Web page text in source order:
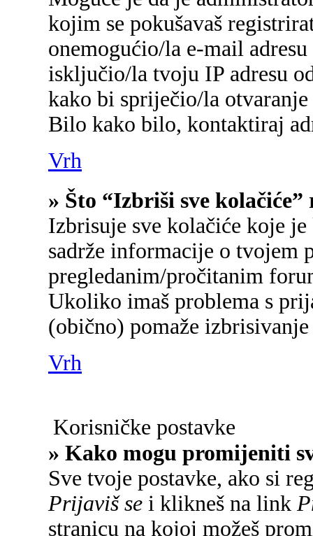
kojim se pokušavaš
onemogućio/la e-mail
isključio/la tvoju IP adresu
kako bi spriječio/la
Bilo kako bilo, kontaktiraj
Vrh
» Što “Izbriši sve kolačiće”
Izbrisuje sve kolačiće koje
sadrže informacije o tvojem
pregledanim/pročitanim
Ukoliko imaš problema s
(obično) pomaže
Vrh
Korisničke postavke
» Kako mogu promijeniti
Sve tvoje postavke, ako si
Prijaviš se i klikneš na link
stranicu na kojoj možeš